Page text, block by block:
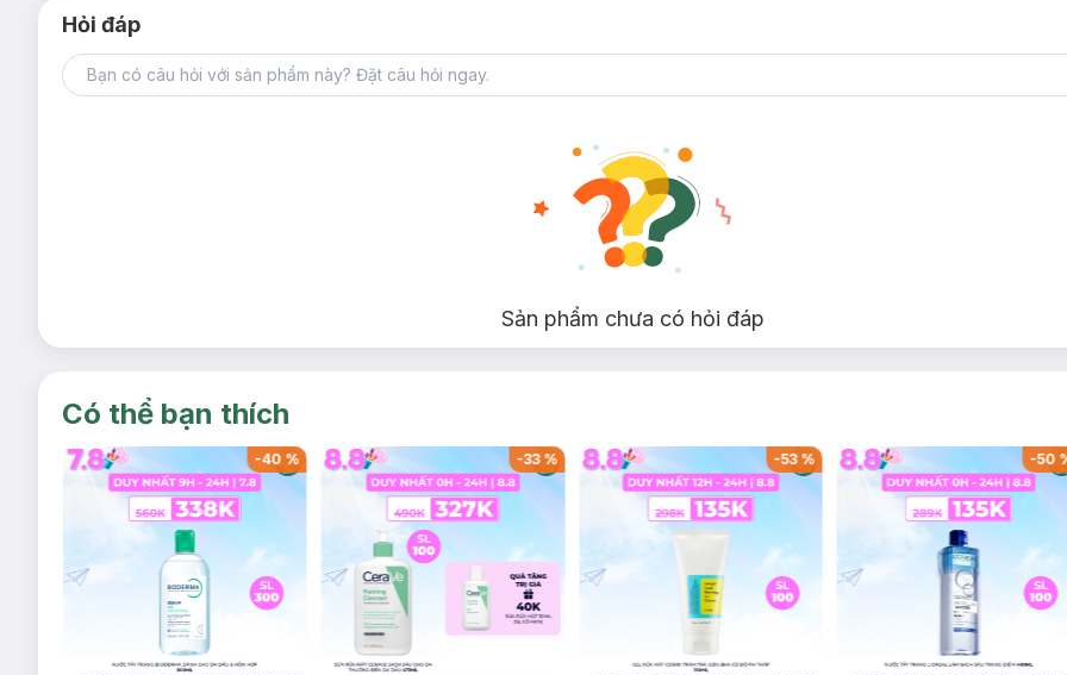
Hỏi đáp
Sản phẩm chưa có hỏi đáp
Có thể bạn thích
-40 % -33% -53% -50